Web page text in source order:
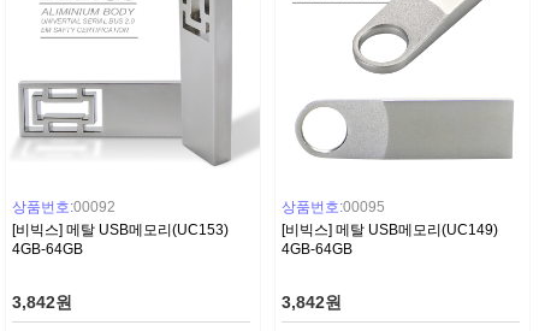
상품번호:00092
[비빅스] 메탈 USB메모리(UC153)
4GB-64GB
3,842원
상품번호:00095
[비빅스] 메탈 USB메모리(UC149)
4GB-64GB
3,842원